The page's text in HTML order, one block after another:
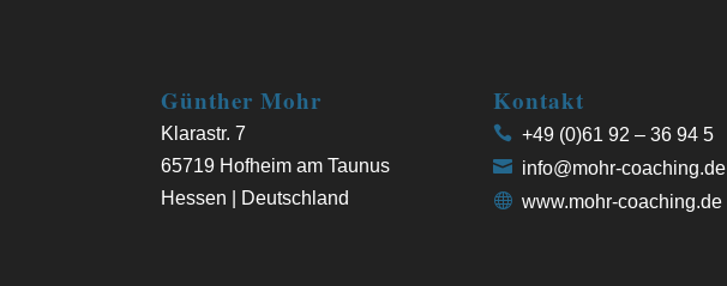
Günther Mohr
Klarastr. 7
65719 Hofheim am Taunus
Hessen | Deutschland
Kontakt
+49 (0)61 92 – 36 94 5
info@mohr-coaching.de
www.mohr-coaching.de